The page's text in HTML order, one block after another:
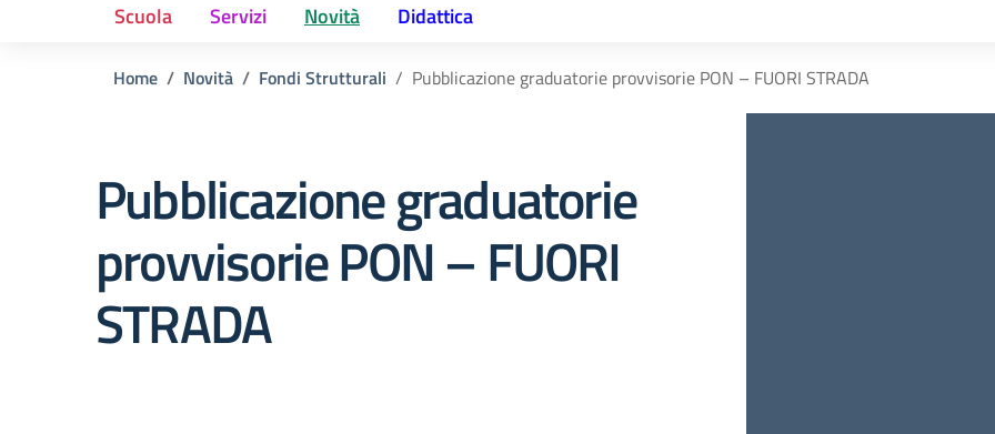
Scuola Servizi Novità Didattica
Home Novità Fondi Strutturali Pubblicazione graduatorie provvisorie PON – FUORI STRADA
Pubblicazione graduatorie
provvisorie PON – FUORI
STRADA